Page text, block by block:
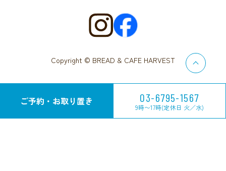
ご予約・お取り置き 03-6795-1567
9時〜17時(定休日 火／水)
Copyright © BREAD & CAFE HARVEST